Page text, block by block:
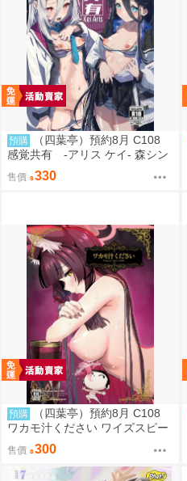
預購
（四葉亭）預約8月 C108
感覚共有 -アリス ケイ- 森シン
リスク
售價 330
預購
（四葉亭）預約8月 C108
ワカモ汁ください ワイズスピー
ク
售價 300